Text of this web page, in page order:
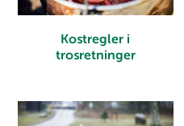
Kostregler i
trosretninger